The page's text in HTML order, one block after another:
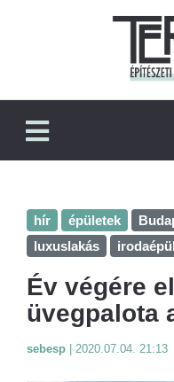
hír épületek
luxuslakás
Év végére
üvegpalota
sebesp 2020.07.04. 21:13